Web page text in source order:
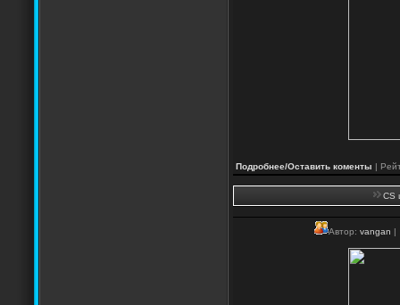
Подробнее/Оставить коменты |
CS
Автор: vangan |